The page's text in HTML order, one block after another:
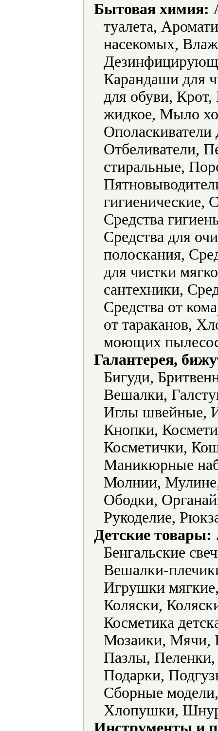
Бытовая химия:
туалета,
насекомых,
Карандаши для
для обуви,
жидкое, Мыло
Ополаскиватели
Отбеливатели,
стиральные,
гигиенические,
Средства
Средства для
полоскания,
для чистки
сантехники,
Средства от
от тараканов,
моющих
Галантерея,
Бигуди,
Вешалки,
Иглы швейные,
Кнопки,
Косметички,
Маникюрные
Молнии,
Ободки,
Рукоделие,
Детские товары:
Бенгальские
Вешалки-
Игрушки
Коляски,
Косметика
Мозаики, Мячи,
Пазлы,
Подарки,
Сборные
Хлопушки,